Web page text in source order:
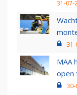
31-07-
31-
MAA
open
30-